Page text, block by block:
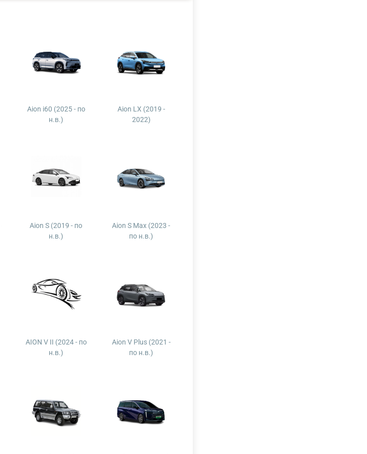
Aion i60 (2025 - по
н.в.)
Aion LX (2019 -
2022)
Aion S (2019 - по
н.в.)
Aion S Max (2023 -
по н.в.)
AION V II (2024 - по
н.в.)
Aion V Plus (2021 -
по н.в.)